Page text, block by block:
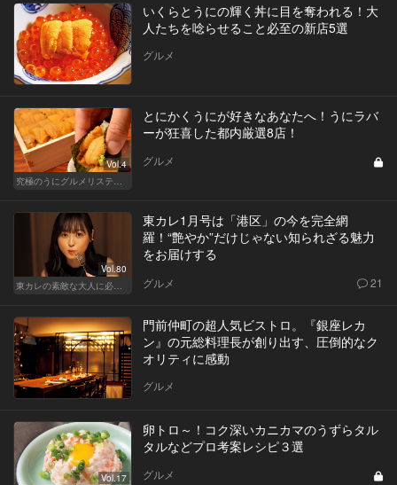
いくらとうにの輝く丼に目を奪われる！大
人たちを唸らせること必至の新店5選
グルメ
Vol.4
とにかくうにが好きなあなたへ！うにラバ
ーが狂喜した都内厳選8店！
グルメ
Vol.80
東カレ1月号は「港区」の今を完全網
羅！“艶やか”だけじゃない知られざる魅力
をお届けする
グルメ 21
門前仲町の超人気ビストロ。『銀座レカ
ン』の元総料理長が創り出す、圧倒的なク
オリティに感動
グルメ
Vol.17
卵トロ～！コク深いカニカマのうずらタル
タルなどプロ考案レシピ３選
グルメ